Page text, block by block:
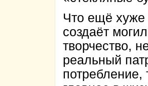
Что ещё хуже
создаёт
творчество,
реальный
потребление,